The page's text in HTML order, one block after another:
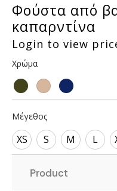
Φούστα από
καπαρντίνα
Login to view
Χρώμα
Μέγεθος
XS S M L
Product